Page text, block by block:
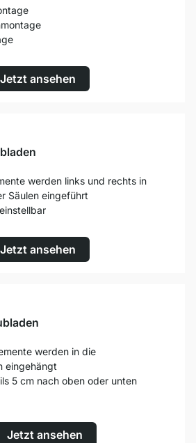
Jetzt ansehen
werden links und rechts in
Säulen eingeführt
Jetzt ansehen
werden in die
eingehängt
5 cm nach oben oder unten
Jetzt ansehen